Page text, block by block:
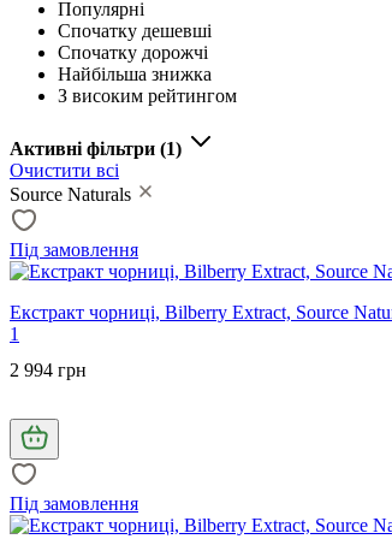
Популярні
Спочатку дешевші
Спочатку дорожчі
Найбільша знижка
З високим рейтингом
Активні фільтри (1)
Очистити всі
Source Naturals
Під замовлення
Екстракт чорниці, Bilberry Extract, Source
1
2 994 грн
Під замовлення